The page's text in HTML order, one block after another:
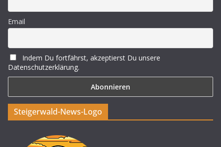
Email
Indem Du fortfährst, akzeptierst Du unsere
Datenschutzerklärung.
Steigerwald-News-Logo